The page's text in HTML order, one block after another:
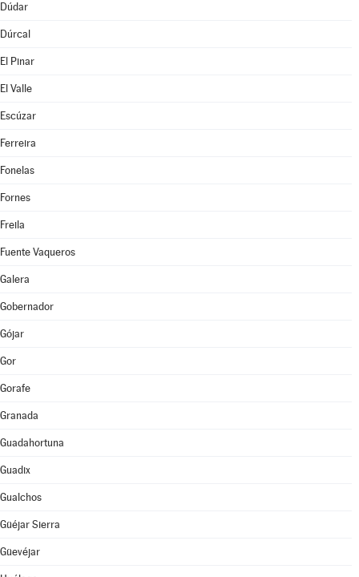
Dúdar
Dúrcal
El Pinar
El Valle
Escúzar
Ferreira
Fonelas
Fornes
Freila
Fuente Vaqueros
Galera
Gobernador
Gójar
Gor
Gorafe
Granada
Guadahortuna
Guadix
Gualchos
Güéjar Sierra
Güevéjar